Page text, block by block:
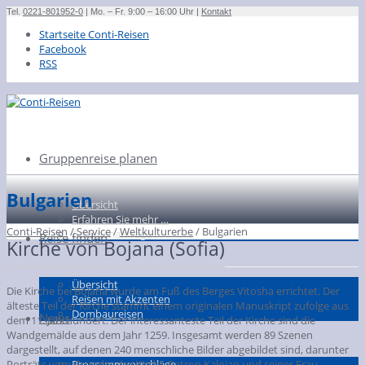
Tel. 0221-801952-0 | Mo. – Fr. 9:00 – 16:00 Uhr | Kontakt
Startseite Conti-Reisen
Facebook
RSS
Gruppenreise planen
Übersicht
Erfahren Sie mehr …
Gruppenanfrage
Reise finden
Übersicht
Reisen mit Akzenten
Dombaureisen
News
Bulgarien
Conti-Reisen /Service/Weltkulturerbe/ Bulgarien
Kirche von Bojana (Sofia)
Die Kirche bei Bojana wurde am Fuß des Berges Vitosha errichtet. Der
älteste Teil der Kirche stammt einem originalen Manuskript zufolge aus
dem 11. Jahrhundert. Der interessanteste Teil der Kirche sind die
Wandgemälde aus dem Jahr 1259. Insgesamt werden 89 Szenen
dargestellt, auf denen 240 menschliche Bilder abgebildet sind, darunter